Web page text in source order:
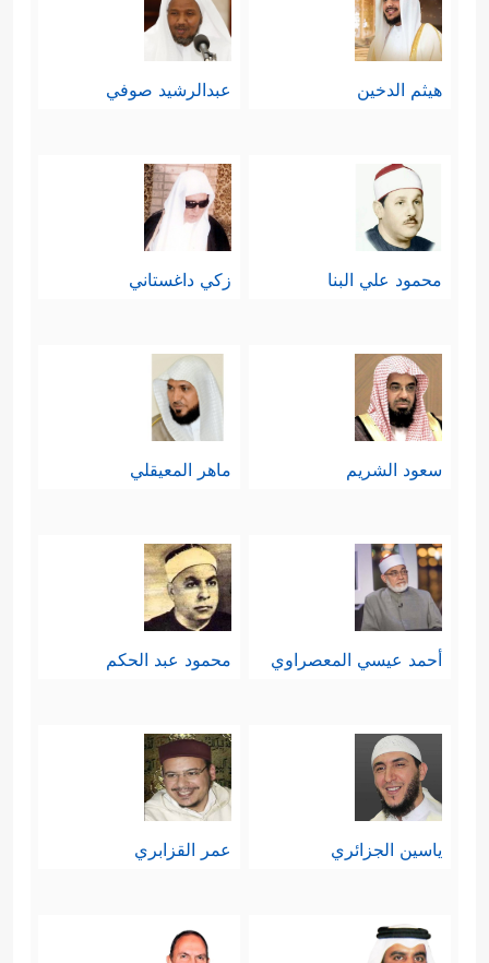
هيثم الدخين عبدالرشيد صوفي
محمود علي البنا زكي داغستاني
سعود الشريم ماهر المعيقلي
أحمد عيسي المعصراوي محمود عبد الحكم
ياسين الجزائري عمر القزابري